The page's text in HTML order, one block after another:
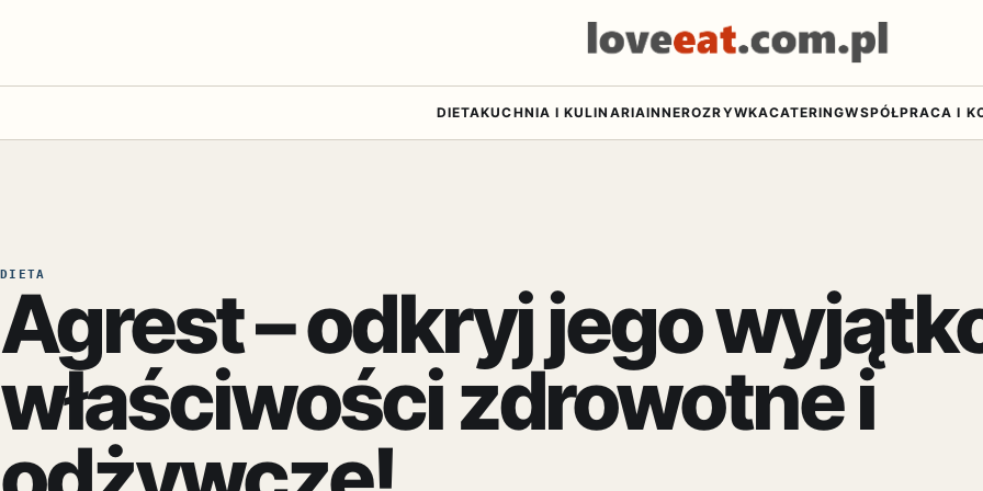
DIETAKUCHNIA I KULINARIAINNEROZRYWKACATERINGWSPÓŁPRACA I
DIETA
Agrest – odkryj jego
właściwości zdrowotne i